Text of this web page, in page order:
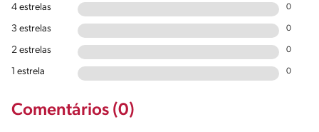
4 estrelas 0
3 estrelas 0
2 estrelas 0
1 estrela 0
Comentários (0)